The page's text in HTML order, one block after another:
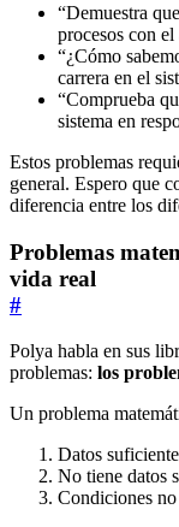
“Demuestra
procesos con
“¿Cómo
carrera en el
“Comprueba
sistema en
Estos problemas
general. Espero que
diferencia entre los
Problemas
vida real
#
Polya habla en sus
problemas: los
Un problema
Datos
No tiene datos
Condiciones